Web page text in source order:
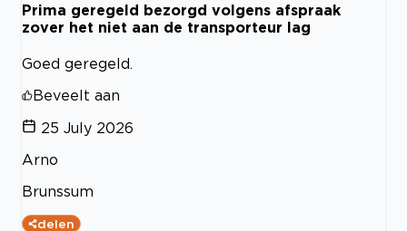
Prima geregeld bezorgd volgens afspraak
zover het niet aan de transporteur lag
Goed geregeld.
Beveelt aan
25 July 2026
Arno
Brunssum
delen